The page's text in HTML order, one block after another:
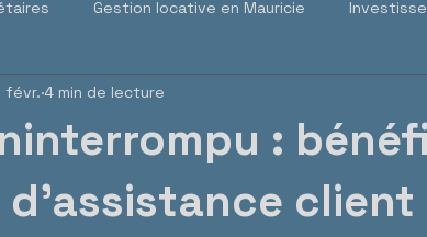
Gestion locative en Mauricie
Réglementation locative (TAL)
propriétaire, entretien p
:
client
févr. 4 min de lecture